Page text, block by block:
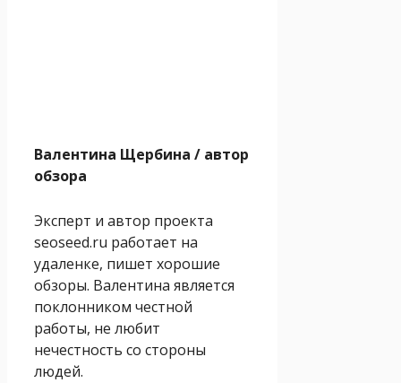
Валентина Щербина / автор
обзора
Эксперт и автор проекта
seoseed.ru работает на
удаленке, пишет хорошие
обзоры. Валентина является
поклонником честной
работы, не любит
нечестность со стороны
людей.